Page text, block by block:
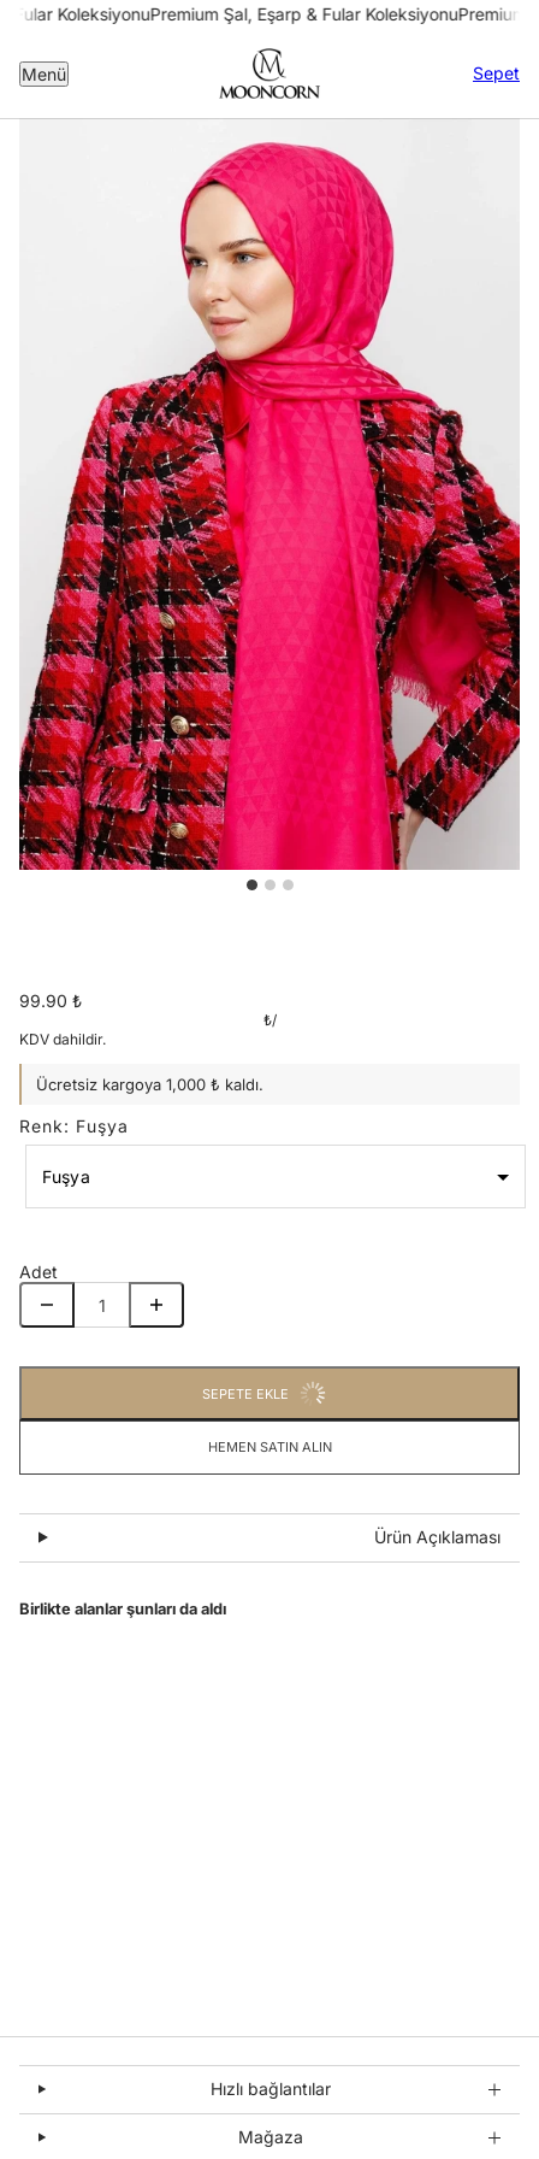
Fular KoleksiyonuPremium Şal, Eşarp & Fular KoleksiyonuPremium
Menü Sepet
99.90 ₺
₺/
KDV dahildir.
Ücretsiz kargoya 1,000 ₺ kaldı.
Renk: Fuşya
Fuşya
Fuşya
Adet
SEPETE EKLE
HEMEN SATIN ALIN
Ürün Açıklaması
Birlikte alanlar şunları da aldı
Hızlı bağlantılar
Mağaza